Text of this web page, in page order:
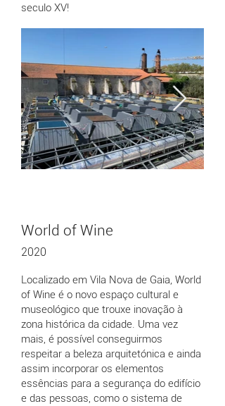
seculo XV!
World of Wine
2020
Localizado em Vila Nova de Gaia, World
of Wine é o novo espaço cultural e
museológico que trouxe inovação à
zona histórica da cidade. Uma vez
mais, é possível conseguirmos
respeitar a beleza arquitetónica e ainda
assim incorporar os elementos
essências para a segurança do edifício
e das pessoas, como o sistema de